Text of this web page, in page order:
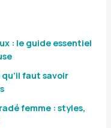
: le guide essentiel
faut savoir
femme : styles,